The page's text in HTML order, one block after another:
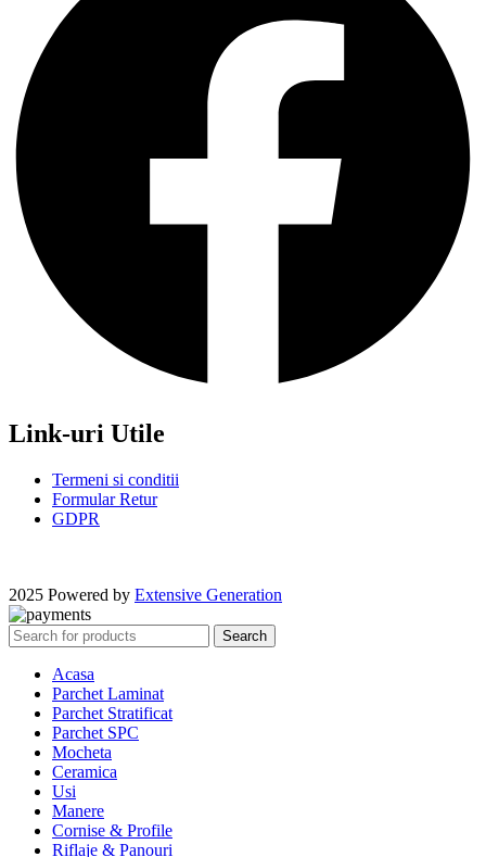
Link-uri Utile
Termeni si conditii
Formular Retur
GDPR
2025 Powered by Extensive Generation
Search
Acasa
Parchet Laminat
Parchet Stratificat
Parchet SPC
Mocheta
Ceramica
Usi
Manere
Cornise & Profile
Riflaje & Panouri